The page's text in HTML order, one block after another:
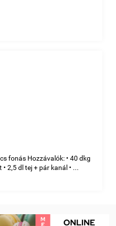
fonás Hozzávalók: • 40 dkg
2,5 dl tej + pár kanál • ...